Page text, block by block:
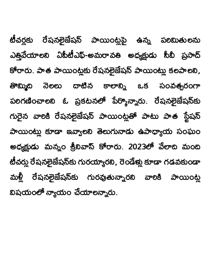
టీచర్లకు రేషనలైజేషన్‌ పాయింట్లపై ఉన్న పరిమితులను
ఎత్తివేయాలని ఏపీటీఎఫ్-అమరావతి అధ్యక్షుడు సీవీ ప్రసాద్‌
కోరారు. పాత పాయింట్లకు రేషనలైజేషన్‌ పాయింట్లు కలపాలని,
తొమ్మిది నెలలు దాటిన కాలాన్ని ఒక సంవత్సరంగా
పరిగణించాలని ఓ ప్రకటనలో పేర్కొన్నారు. రేషనలైజేషన్‌కు
గురైన వారికి రేషనలైజేషన్‌ పాయింట్లతో పాటు పాత స్టేషన్‌
పాయింట్లు కూడా ఇవ్వాలని తెలుగునాడు ఉపాధ్యాయ సంఘం
అధ్యక్షుడు మన్నం శ్రీనివాస్‌ కోరారు. 2023లో వేలాది మంది
టీచర్లు రేషనలైజేషన్‌కు గురయ్యారని, రెండేళ్లు కూడా గడవకుండా
మళ్లీ రేషనలైజేషన్‌కు గురవుతున్నారని వారికి పాయింట్ల
విషయంలో న్యాయం చేయాలన్నారు.